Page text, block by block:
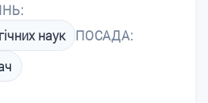
наук
ПОСАДА: